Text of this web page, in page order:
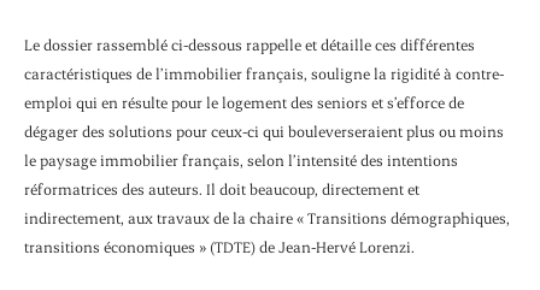
Le dossier rassemblé ci-dessous rappelle et détaille ces différentes
caractéristiques de l’immobilier français, souligne la rigidité à contre-
emploi qui en résulte pour le logement des seniors et s’efforce de
dégager des solutions pour ceux-ci qui bouleverseraient plus ou moins
le paysage immobilier français, selon l’intensité des intentions
réformatrices des auteurs. Il doit beaucoup, directement et
indirectement, aux travaux de la chaire « Transitions démographiques,
transitions économiques » (TDTE) de Jean-Hervé Lorenzi.